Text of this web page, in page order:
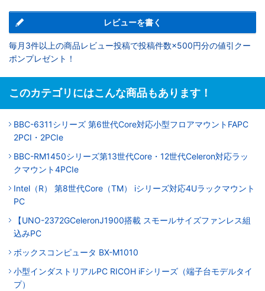
レビューを書く
毎月3件以上の商品レビュー投稿で投稿件数×500円分の値引クー
ポンプレゼント！
このカテゴリにはこんな商品もあります！
BBC-6311シリーズ 第6世代Core対応小型フロアマウントFAPC
2PCI・2PCIe
BBC-RM1450シリーズ第13世代Core・12世代Celeron対応ラッ
クマウント4PCIe
Intel（R） 第8世代Core（TM） iシリーズ対応4Uラックマウント
PC
【UNO-2372GCeleronJ1900搭載 スモールサイズファンレス組
込みPC
ボックスコンピュータ BX-M1010
小型インダストリアルPC RICOH iFシリーズ（端子台モデルタイ
プ）